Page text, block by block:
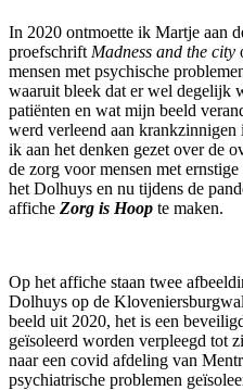
In 2020 ontmoette ik Martje aan
proefschrift Madness and the city
mensen met psychische
waaruit bleek dat er wel degelijk
patiënten en wat mijn beeld
werd verleend aan
ik aan het denken gezet over de
de zorg voor mensen met
het Dolhuys en nu tijdens de
affiche Zorg is Hoop te maken.
Op het affiche staan twee
Dolhuys op de
beeld uit 2020, het is een
geïsoleerd worden verpleegd tot
naar een covid afdeling van
psychiatrische problemen